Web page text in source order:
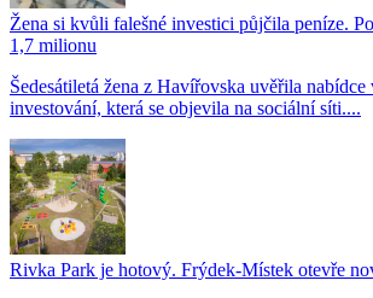
Žena si kvůli falešné investici půjčila peníze.
1,7 milionu
Šedesátiletá žena z Havířovska uvěřila
investování, která se objevila na sociální síti....
Rivka Park je hotový. Frýdek-Místek otevře